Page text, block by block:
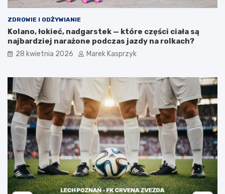
ZDROWIE I ODŻYWIANIE
Kolano, łokieć, nadgarstek — które części ciała są
najbardziej narażone podczas jazdy na rolkach?
28 kwietnia 2026 Marek Kasprzyk